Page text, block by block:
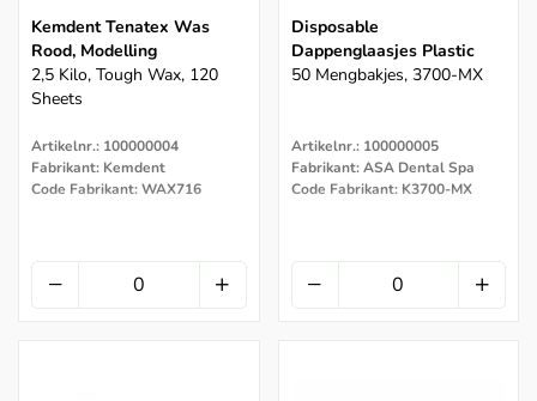
Kemdent Tenatex Was
Rood, Modelling
2,5 Kilo, Tough Wax, 120
Sheets
Artikelnr.: 100000004
Fabrikant: Kemdent
Code Fabrikant: WAX716
Disposable
Dappenglaasjes Plastic
50 Mengbakjes, 3700-MX
Artikelnr.: 100000005
Fabrikant: ASA Dental Spa
Code Fabrikant: K3700-MX